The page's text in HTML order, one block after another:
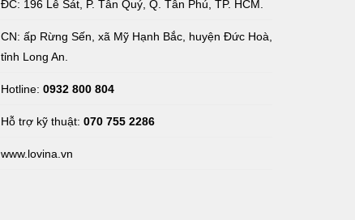
ĐC: 196 Lê Sát, P. Tân Quý, Q. Tân Phú, TP. HCM.
CN: ấp Rừng Sến, xã Mỹ Hạnh Bắc, huyện Đức Hoà,
tỉnh Long An.
Hotline: 0932 800 804
Hỗ trợ kỹ thuật: 070 755 2286
www.lovina.vn